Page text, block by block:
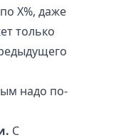
X%, даже
только
надо по-
С